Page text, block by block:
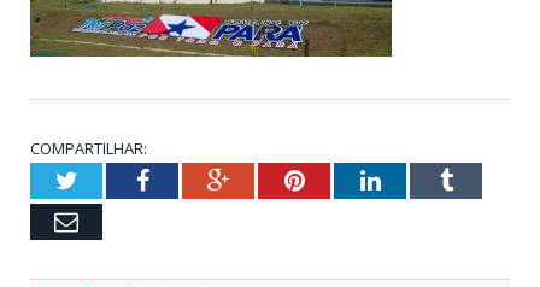
COMPARTILHAR:
TwitterFacebookGoogle+PinterestLinkedInTumblr
Email